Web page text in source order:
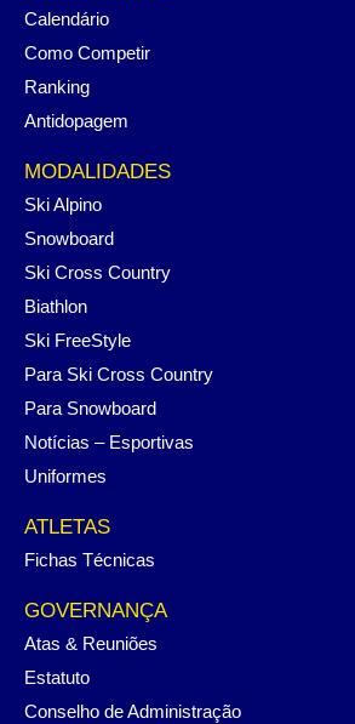
Calendário
Como Competir
Ranking
Antidopagem
MODALIDADES
Ski Alpino
Snowboard
Ski Cross Country
Biathlon
Ski FreeStyle
Para Ski Cross Country
Para Snowboard
Notícias – Esportivas
Uniformes
ATLETAS
Fichas Técnicas
GOVERNANÇA
Atas & Reuniões
Estatuto
Conselho de Administração